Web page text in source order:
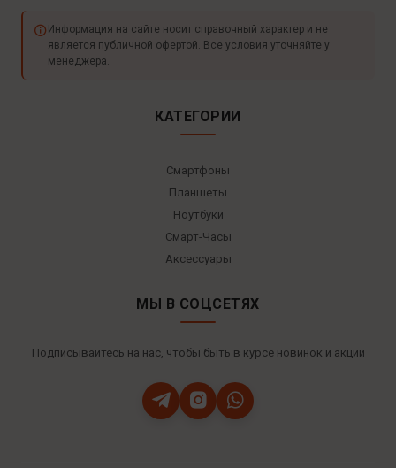
Информация на сайте носит справочный характер и не
является публичной офертой. Все условия уточняйте у
менеджера.
КАТЕГОРИИ
Смартфоны
Планшеты
Ноутбуки
Смарт-Часы
Аксессуары
МЫ В СОЦСЕТЯХ
Подписывайтесь на нас, чтобы быть в курсе новинок и акций